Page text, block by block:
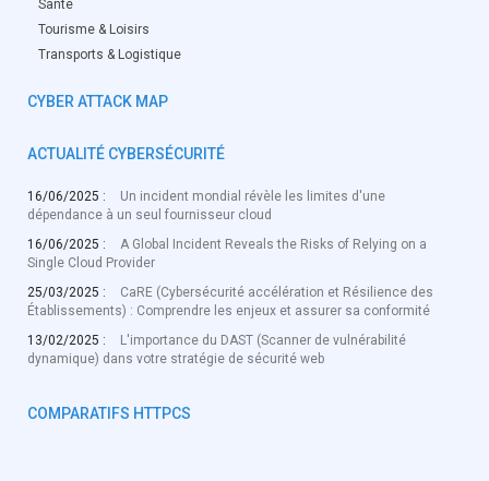
Santé
Tourisme & Loisirs
Transports & Logistique
CYBER ATTACK MAP
ACTUALITÉ CYBERSÉCURITÉ
16/06/2025 :
Un incident mondial révèle les limites d'une
dépendance à un seul fournisseur cloud
16/06/2025 :
A Global Incident Reveals the Risks of Relying on a
Single Cloud Provider
25/03/2025 :
CaRE (Cybersécurité accélération et Résilience des
Établissements) : Comprendre les enjeux et assurer sa conformité
13/02/2025 :
L'importance du DAST (Scanner de vulnérabilité
dynamique) dans votre stratégie de sécurité web
COMPARATIFS HTTPCS